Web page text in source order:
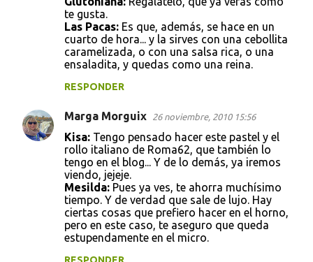
te gusta.
Las Pacas: Es que, además, se hace en un
cuarto de hora... y la sirves con una cebollita
caramelizada, o con una salsa rica, o una
ensaladita, y quedas como una reina.
RESPONDER
Marga Morguix 26 noviembre, 2010 15:56
Kisa: Tengo pensado hacer este pastel y el
rollo italiano de Roma62, que también lo
tengo en el blog... Y de lo demás, ya iremos
viendo, jejeje.
Mesilda: Pues ya ves, te ahorra muchísimo
tiempo. Y de verdad que sale de lujo. Hay
ciertas cosas que prefiero hacer en el horno,
pero en este caso, te aseguro que queda
estupendamente en el micro.